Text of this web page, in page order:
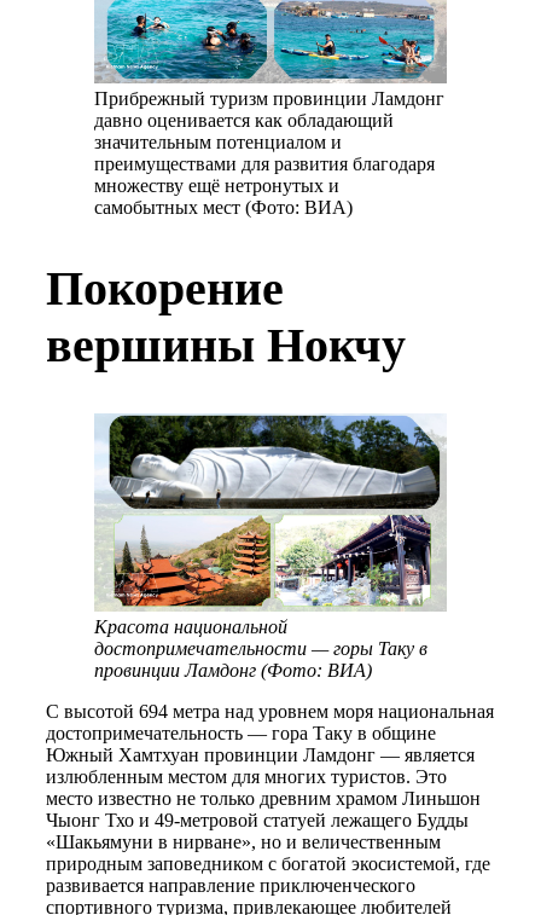
Прибрежный туризм провинции Ламдонг
давно оценивается как обладающий
значительным потенциалом и
преимуществами для развития благодаря
множеству ещё нетронутых и
самобытных мест (Фото: ВИА)
Покорение
вершины Нокчу
Красота национальной
достопримечательности — горы Таку в
провинции Ламдонг (Фото: ВИА)
С высотой 694 метра над уровнем моря национальная
достопримечательность — гора Таку в общине
Южный Хамтхуан провинции Ламдонг — является
излюбленным местом для многих туристов. Это
место известно не только древним храмом Линьшон
Чыонг Тхо и 49-метровой статуей лежащего Будды
«Шакьямуни в нирване», но и величественным
природным заповедником с богатой экосистемой, где
развивается направление приключенческого
спортивного туризма, привлекающее любителей